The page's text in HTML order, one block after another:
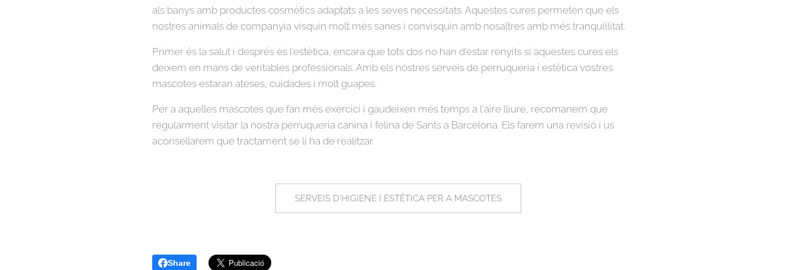
als banys amb productes cosmètics adaptats a les seves necessitats. Aquestes cures permeten que els
nostres animals de companyia visquin molt més sanes i convisquin amb nosaltres amb més tranquil·litat.
Primer és la salut i després és l'estètica, encara que tots dos no han d'estar renyits si aquestes cures els
deixem en mans de veritables professionals. Amb els nostres serveis de perruqueria i estètica vostres
mascotes estaran ateses, cuidades i molt guapes.
Per a aquelles mascotes que fan més exercici i gaudeixen més temps a l'aire lliure, recomanem que
regularment visitar la nostra perruqueria canina i felina de Sants a Barcelona. Els farem una revisió i us
aconsellarem que tractament se li ha de realitzar.
SERVEIS D'HIGIENE I ESTÈTICA PER A MASCOTES
Share